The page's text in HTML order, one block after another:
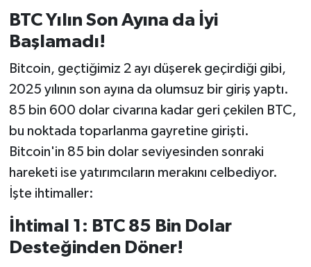
BTC Yılın Son Ayına da İyi
Başlamadı!
Bitcoin, geçtiğimiz 2 ayı düşerek geçirdiği gibi,
2025 yılının son ayına da olumsuz bir giriş yaptı.
85 bin 600 dolar civarına kadar geri çekilen BTC,
bu noktada toparlanma gayretine girişti.
Bitcoin'in 85 bin dolar seviyesinden sonraki
hareketi ise yatırımcıların merakını celbediyor.
İşte ihtimaller:
İhtimal 1: BTC 85 Bin Dolar
Desteğinden Döner!
Otomobil
Pazarlar
Politika
Resmi İlan
Rüya Tabirleri
Şaphane